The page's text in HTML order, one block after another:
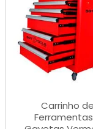
Carrinho de